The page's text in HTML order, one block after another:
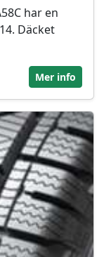
har en
Däcket
Mer info